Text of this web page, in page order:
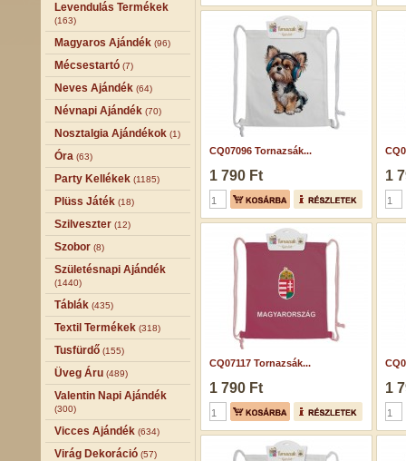
Levendulás Termékek
(163)
Magyaros Ajándék (96)
Mécsestartó (7)
Neves Ajándék (64)
Névnapi Ajándék (70)
Nosztalgia Ajándékok (1)
Óra (63)
Party Kellékek (1185)
Plüss Játék (18)
Szilveszter (12)
Szobor (8)
Születésnapi Ajándék
(1440)
Táblák (435)
Textil Termékek (318)
Tusfürdő (155)
Üveg Áru (489)
Valentin Napi Ajándék
(300)
Vicces Ajándék (634)
Virág Dekoráció (57)
CQ07096 Tornazsák...
1 790 Ft 1
CQ07117 Tornazsák...
1 790 Ft 1